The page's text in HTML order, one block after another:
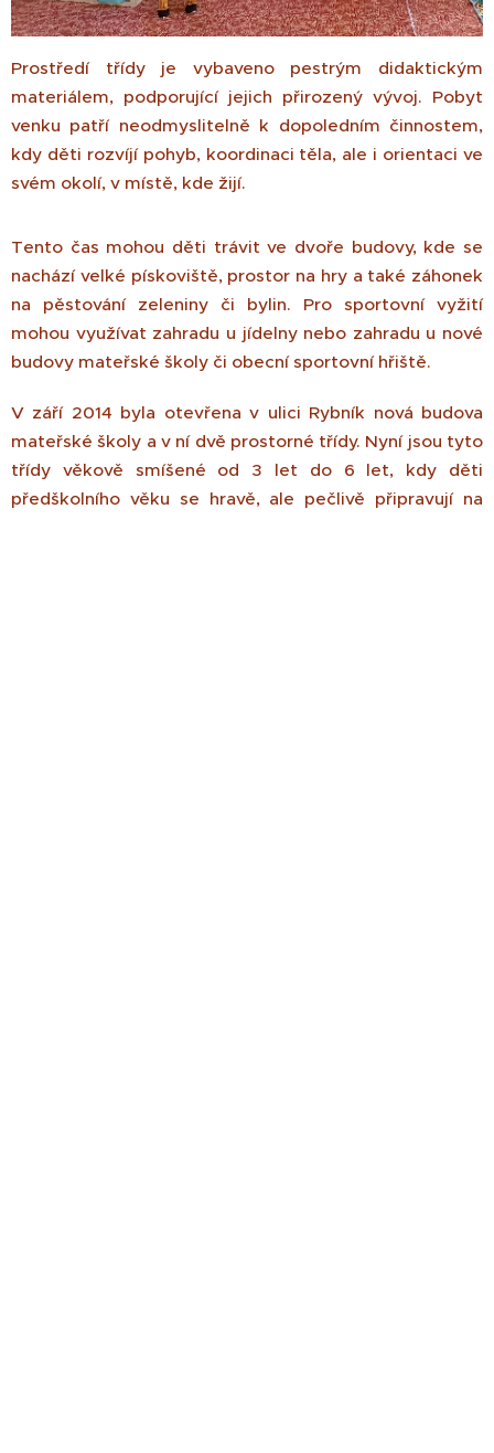
Prostředí třídy je vybaveno pestrým didaktickým
materiálem, podporující jejich přirozený vývoj. Pobyt
venku patří neodmyslitelně k dopoledním činnostem,
kdy děti rozvíjí pohyb, koordinaci těla, ale i orientaci ve
svém okolí, v místě, kde žijí.
Tento čas mohou děti trávit ve dvoře budovy, kde se
nachází velké pískoviště, prostor na hry a také záhonek
na pěstování zeleniny či bylin. Pro sportovní vyžití
mohou využívat zahradu u jídelny nebo zahradu u nové
budovy mateřské školy či obecní sportovní hřiště.
V září 2014 byla otevřena v ulici Rybník nová budova
mateřské školy a v ní dvě prostorné třídy. Nyní jsou tyto
třídy věkově smíšené od 3 let do 6 let, kdy děti
předškolního věku se hravě, ale pečlivě připravují na